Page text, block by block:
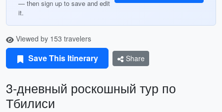
— then sign up to save and edit
it.
Viewed by 153 travelers
Save This Itinerary Share
3-дневный роскошный тур по
Тбилиси